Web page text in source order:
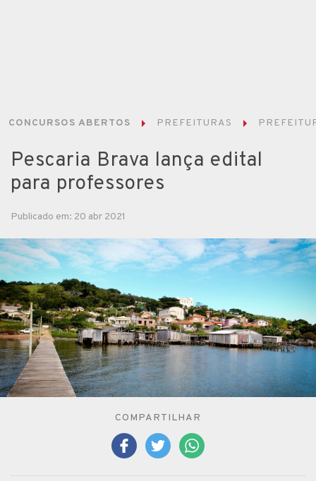
CONCURSOS ABERTOS PREFEITURAS
Pescaria Brava lança edital
para professores
Publicado em: 20 abr 2021
COMPARTILHAR